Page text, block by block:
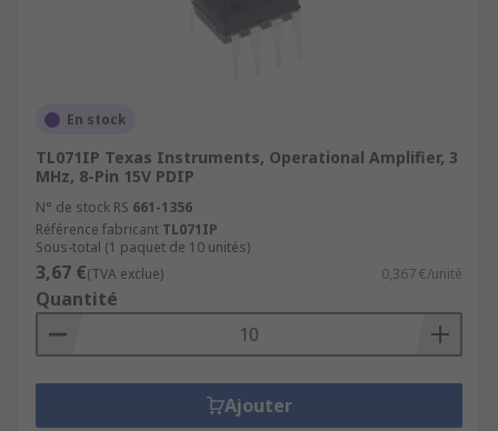
En stock
TL071IP Texas Instruments, Operational Amplifier, 3
MHz, 8-Pin 15V PDIP
N° de stock RS 661-1356
Référence fabricant TL071IP
Sous-total (1 paquet de 10 unités)
3,67 €(TVA exclue) 0,367 €/unité
Quantité
Ajouter